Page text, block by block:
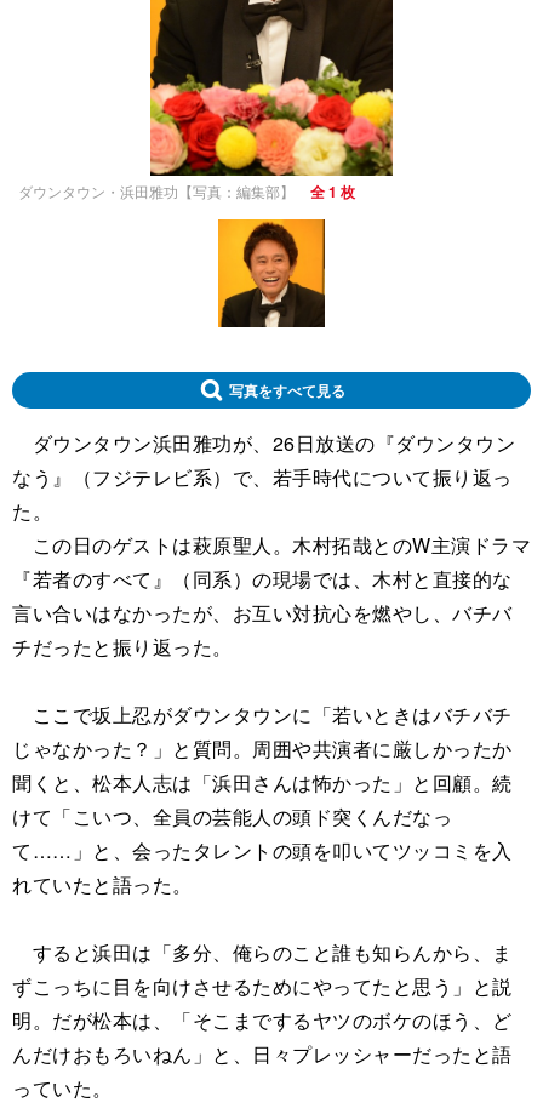
ダウンタウン・浜田雅功【写真：編集部】 全 1 枚
写真をすべて見る
ダウンタウン浜田雅功が、26日放送の『ダウンタウン
なう』（フジテレビ系）で、若手時代について振り返っ
た。
この日のゲストは萩原聖人。木村拓哉とのW主演ドラマ
『若者のすべて』（同系）の現場では、木村と直接的な
言い合いはなかったが、お互い対抗心を燃やし、バチバ
チだったと振り返った。
ここで坂上忍がダウンタウンに「若いときはバチバチ
じゃなかった？」と質問。周囲や共演者に厳しかったか
聞くと、松本人志は「浜田さんは怖かった」と回顧。続
けて「こいつ、全員の芸能人の頭ド突くんだなっ
て……」と、会ったタレントの頭を叩いてツッコミを入
れていたと語った。
すると浜田は「多分、俺らのこと誰も知らんから、ま
ずこっちに目を向けさせるためにやってたと思う」と説
明。だが松本は、「そこまでするヤツのボケのほう、ど
んだけおもろいねん」と、日々プレッシャーだったと語
っていた。